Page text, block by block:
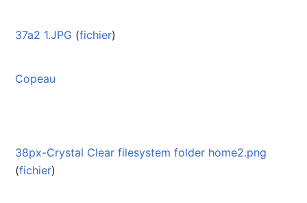
37a2 1.JPG (fichier)
Copeau
38px-Crystal Clear filesystem folder home2.png
(fichier)